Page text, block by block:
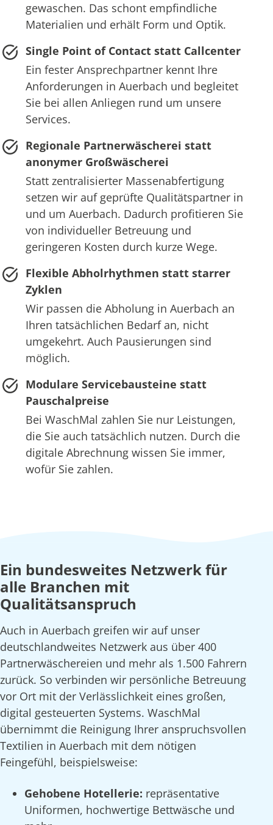
gewaschen. Das schont empfindliche
Materialien und erhält Form und Optik.
Single Point of Contact statt Callcenter
Ein fester Ansprechpartner kennt Ihre
Anforderungen in Auerbach und begleitet
Sie bei allen Anliegen rund um unsere
Services.
Regionale Partnerwäscherei statt
anonymer Großwäscherei
Statt zentralisierter Massenabfertigung
setzen wir auf geprüfte Qualitätspartner in
und um Auerbach. Dadurch profitieren Sie
von individueller Betreuung und
geringeren Kosten durch kurze Wege.
Flexible Abholrhythmen statt starrer
Zyklen
Wir passen die Abholung in Auerbach an
Ihren tatsächlichen Bedarf an, nicht
umgekehrt. Auch Pausierungen sind
möglich.
Modulare Servicebausteine statt
Pauschalpreise
Bei WaschMal zahlen Sie nur Leistungen,
die Sie auch tatsächlich nutzen. Durch die
digitale Abrechnung wissen Sie immer,
wofür Sie zahlen.
Ein bundesweites Netzwerk für
alle Branchen mit
Qualitätsanspruch
Auch in Auerbach greifen wir auf unser
deutschlandweites Netzwerk aus über 400
Partnerwäschereien und mehr als 1.500 Fahrern
zurück. So verbinden wir persönliche Betreuung
vor Ort mit der Verlässlichkeit eines großen,
digital gesteuerten Systems. WaschMal
übernimmt die Reinigung Ihrer anspruchsvollen
Textilien in Auerbach mit dem nötigen
Feingefühl, beispielsweise:
Gehobene Hotellerie: repräsentative
Uniformen, hochwertige Bettwäsche und